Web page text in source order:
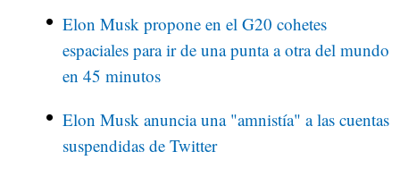
Elon Musk propone en el G20 cohetes
espaciales para ir de una punta a otra del mundo
en 45 minutos
Elon Musk anuncia una "amnistía" a las cuentas
suspendidas de Twitter